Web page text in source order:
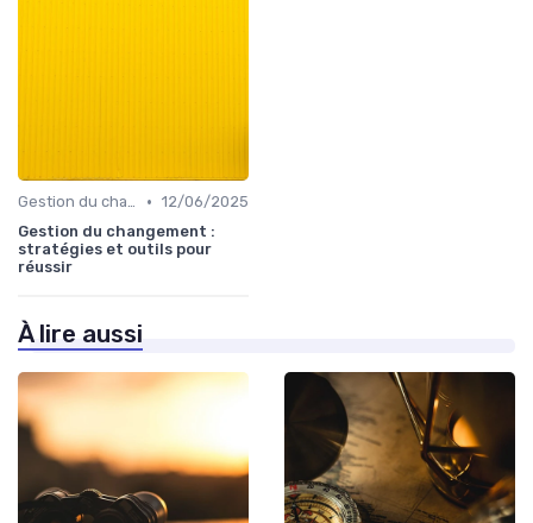
Gestion du changement • 12/06/2025
Gestion du changement :
stratégies et outils pour
réussir
À lire aussi